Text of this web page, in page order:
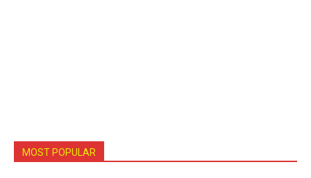
MOST POPULAR